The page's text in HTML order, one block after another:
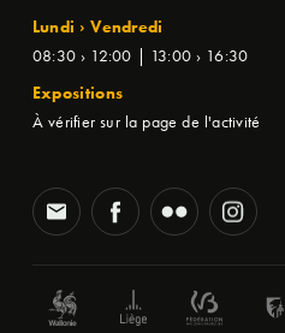
Lundi › Vendredi
08:30 › 12:00 | 13:00 › 16:30
Expositions
À vérifier sur la page de l'activité